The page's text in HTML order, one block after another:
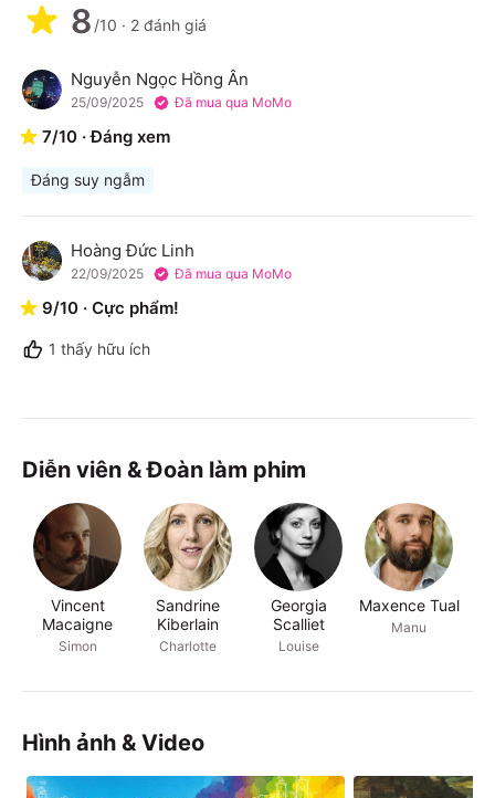
8 /10 · 2 đánh giá
N Nguyễn Ngọc Hồng Ân
25/09/2025 Đã mua qua MoMo
7/10 ·Đáng xem
Đáng suy ngẫm
H Hoàng Đức Linh
22/09/2025 Đã mua qua MoMo
9/10 · Cực phẩm!
1 thấy hữu ích
Diễn viên & Đoàn làm phim
Vincent
Macaigne
Simon
Sandrine
Kiberlain
Charlotte
Georgia
Scalliet
Louise
Maxence Tual
Manu
Hình ảnh & Video